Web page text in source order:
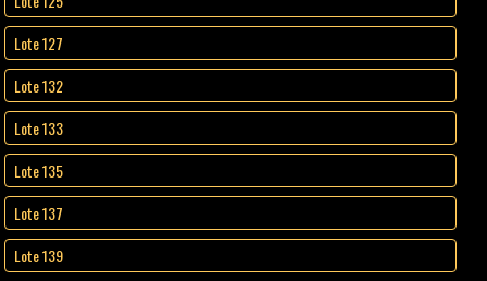
Lote 127
Lote 132
Lote 133
Lote 135
Lote 137
Lote 139